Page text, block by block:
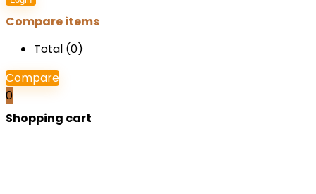
Compare items
Total (0)
Compare
0
Shopping cart